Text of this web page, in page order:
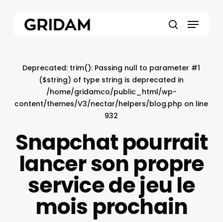
Menu
Deprecated: trim(): Passing null to parameter #1
($string) of type string is deprecated in
/home/gridamco/public_html/wp-
content/themes/V3/nectar/helpers/blog.php on line
932
Snapchat pourrait
lancer son propre
service de jeu le
mois prochain